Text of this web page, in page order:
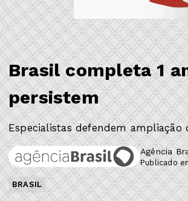
Brasil completa 1
persistem
Especialistas defendem
Agência
Publicado
BRASIL